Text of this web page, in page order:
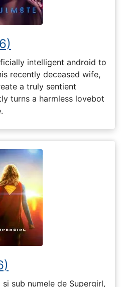
intelligent android to
recently deceased wife,
a truly sentient
turns a harmless lovebot
sub numele de Supergirl,